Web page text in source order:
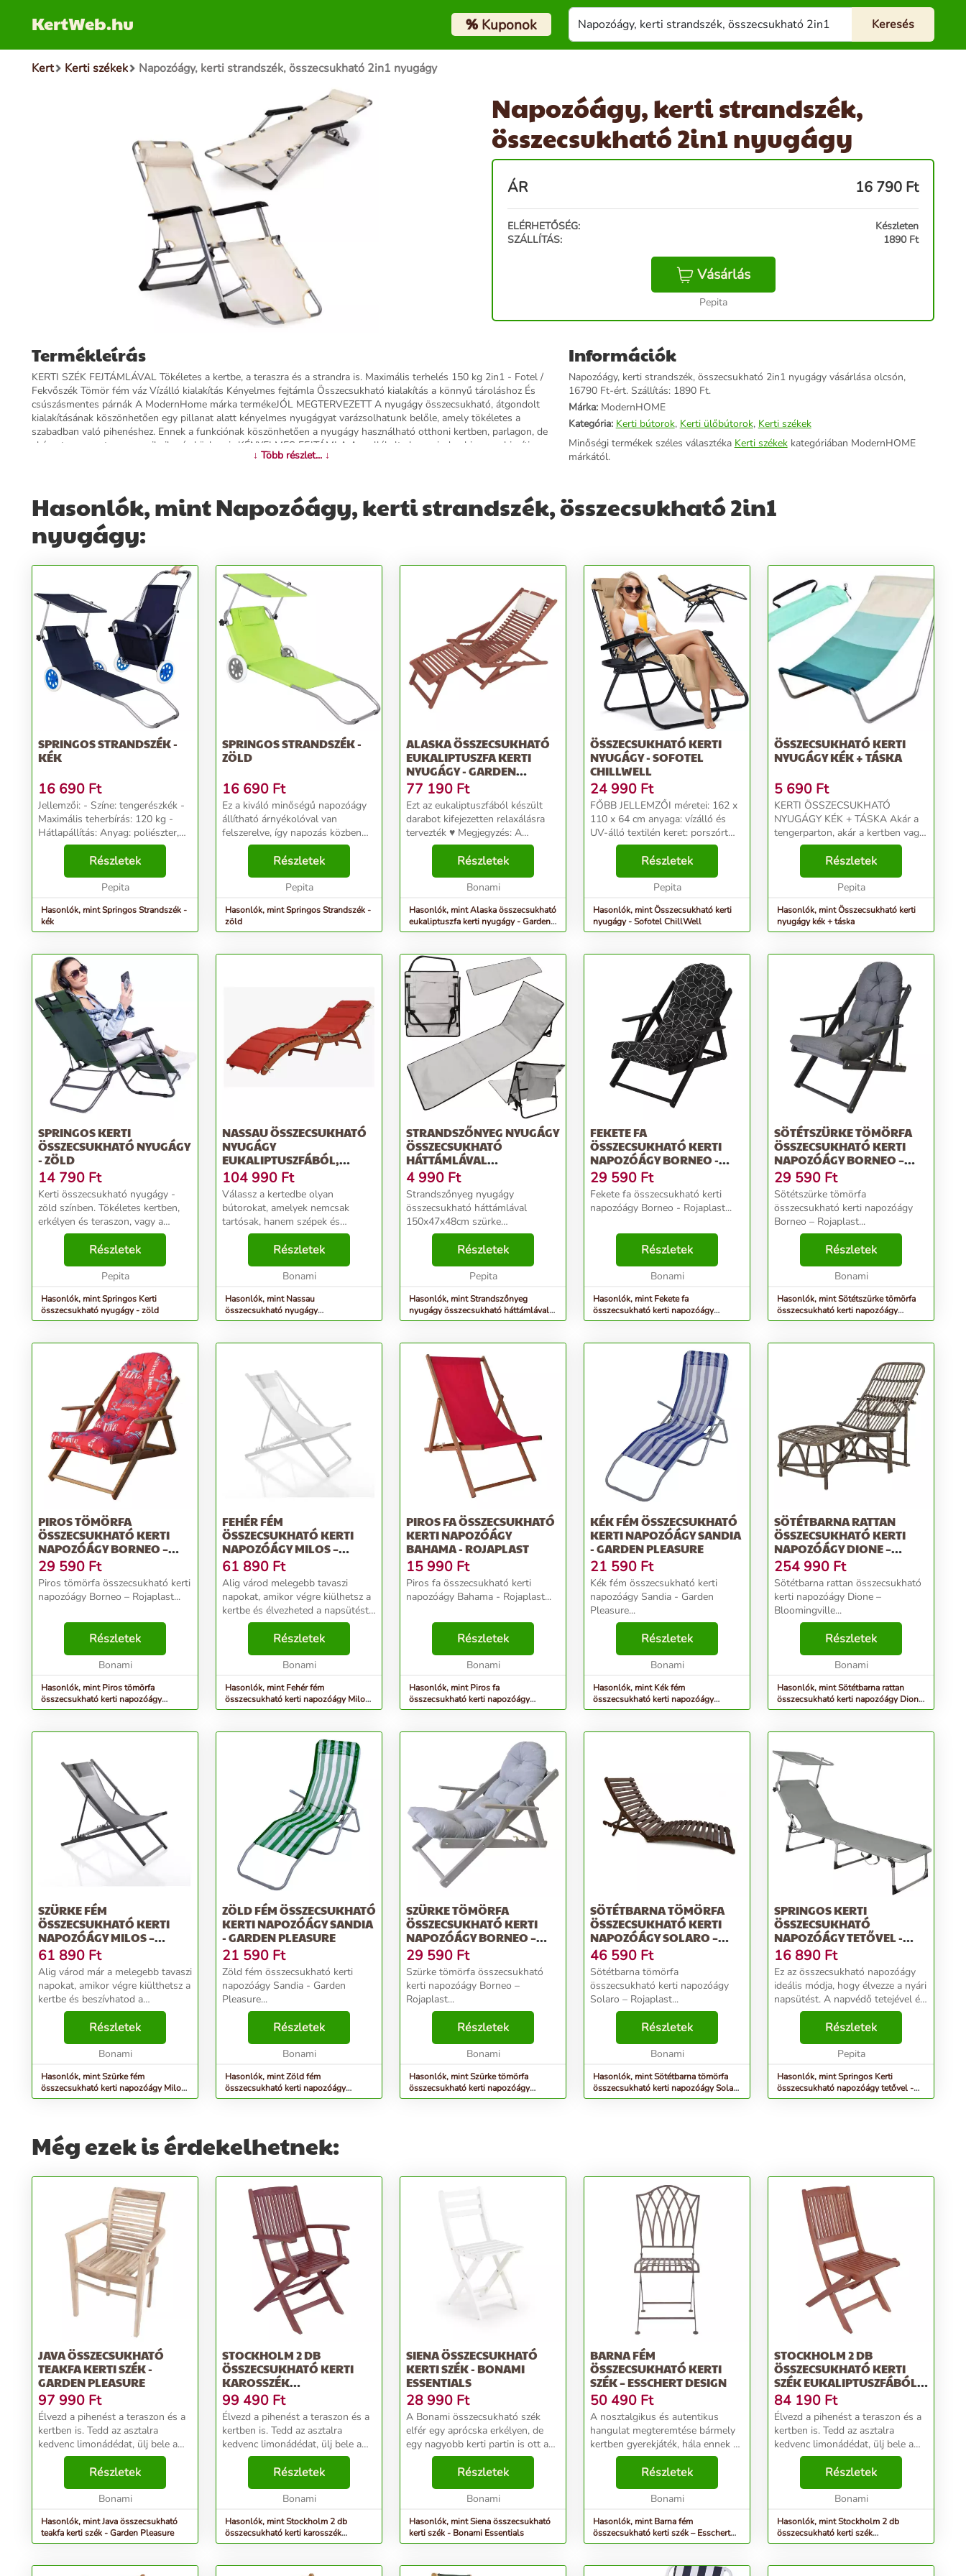
KertWeb.hu %Kuponok
Kert Kerti székek Napozóágy, kerti strandszék, összecsukható 2in1 nyugágy
Napozóágy, kerti strandszék,
összecsukható 2in1 nyugágy
ÁR 16 790 Ft
ELÉRHETŐSÉG:
Készleten
SZÁLLÍTÁS:
1890 Ft
Vásárlás
Pepita
Termékleírás
KERTI SZÉK FEJTÁMLÁVAL Tökéletes a kertbe, a teraszra és a strandra is. Maximális terhelés 150 kg 2in1 - Fotel /
Fekvőszék Tömör fém váz Vízálló kialakítás Kényelmes fejtámla Összecsukható kialakítás a könnyű tároláshoz És
csúszásmentes párnák A ModernHome márka termékeJÓL MEGTERVEZETT A nyugágy összecsukható, átgondolt
kialakításának köszönhetően egy pillanat alatt kényelmes nyugágyat varázsolhatunk belőle, amely tökéletes a
szabadban való pihenéshez. Ennek a funkciónak köszönhetően a nyugágy használható otthoni kertben, parlagon, de
akár a tengerparton vagy piknikezés közben is.KÉNYELMES FEJTÁMLA A mellékelt elem minden bizonnyal javítja a
kényelmet fekvés közben. A párna megfelelő támaszt nyújt a nyaknak és a fejnek. ÁLLÍTHATÓ LÁBTARTÓ A
teraszlapokat a karcolódástól, és nagy stabilitást garantálnak pihenés közben. KARTÁJOK Tökéletes támasz a fáradt
kezeknek. Teljesen kényelmes pozíciót tesznek lehetővé napozás vagy vízparti pihenés közben.ÖSSZECSUKHATÓ
KIALAKÍTÁS A nyugágyat úgy terveztük, hogy könnyen összecsukható legyen. Ez a funkcionalitás tökéletessé teszi
a nyugágyat a nyaralásokhoz, a nyári szezon után pedig helytakarékosan tárolhatja.MÉRETEK Hossz: 178 cm
Csomagolás: speciálisan megerősített szállítódoboz Termékkód: ZRL010F BEIGE Gyártó: Z010010010, Z010010,
Z010010, Z010010: ModernHome
További információk>>
↓ Több részlet... ↓
Információk
Napozóágy, kerti strandszék, összecsukható 2in1 nyugágy vásárlása olcsón,
16790 Ft-ért. Szállítás: 1890 Ft.
Márka:ModernHOME
Kategória: Kerti bútorok, Kerti ülőbútorok, Kerti székek
Minőségi termékek széles választéka Kerti székekkategóriában ModernHOME
márkától.
Hasonlók, mint Napozóágy, kerti strandszék, összecsukható 2in1
nyugágy:
SPRINGOS STRANDSZÉK -
KÉK
16 690 Ft
Jellemzői: - Színe: tengerészkék -
Maximális teherbírás: 120 kg -
Hátlapállítás: Anyag: poliészter,
fém, műanyag kupakok -
Műanyag: poliészter, fém,
műanyag kupakok Méretei - Teljes
hossz görgőkkel (...
Részletek
Pepita
Hasonlók, mint Springos Strandszék -
kék
SPRINGOS STRANDSZÉK -
ZÖLD
16 690 Ft
Ez a kiváló minőségű napozóágy
állítható árnyékolóval van
felszerelve, így napozás közben
soha nem fog aggódni a nap
szemébe sütése miatt. A háttámla
állítható, hogy a lehető
legkényelmesebb módon fek...
Részletek
Pepita
Hasonlók, mint Springos Strandszék -
zöld
ALASKA ÖSSZECSUKHATÓ
EUKALIPTUSZFA KERTI
NYUGÁGY - GARDEN
PLEASURE
77 190 Ft
Ezt az eukaliptuszfából készült
darabot kifejezetten relaxálásra
tervezték ♥ Megjegyzés: A
párnahuzat nem levehető.
Eukaliptuszfa Az eukaliptuszfa
nagyon kemény és ellenálló.
Elsősorban hosszú éle...
Részletek
Bonami
Hasonlók, mint Alaska összecsukható
eukaliptuszfa kerti nyugágy - Garden
Pleasure
ÖSSZECSUKHATÓ KERTI
NYUGÁGY - SOFOTEL
CHILLWELL
24 990 Ft
FŐBB JELLEMZŐI méretei: 162 x
110 x 64 cm anyaga: vízálló és
UV-álló textilén keret: porszórt
összecsukható kerti nyu...
Részletek
Pepita
Hasonlók, mint Összecsukható kerti
nyugágy - Sofotel ChillWell
ÖSSZECSUKHATÓ KERTI
NYUGÁGY KÉK + TÁSKA
5 690 Ft
KERTI ÖSSZECSUKHATÓ
NYUGÁGY KÉK + TÁSKA Akár a
tengerparton, akár a kertben vagy,
mindenképpen szükséged lesz egy
megfelelő nyugágyra, amin
hátradőlhetsz és pihenhetsz egy
fárasztó nap után! Ez a nap...
Részletek
Pepita
Hasonlók, mint Összecsukható kerti
nyugágy kék + táska
SPRINGOS KERTI
ÖSSZECSUKHATÓ NYUGÁGY
- ZÖLD
14 790 Ft
Kerti összecsukható nyugágy -
zöld színben. Tökéletes kertben,
erkélyen és teraszon, vagy a
strandon használva. A nyugágy
kényelmes, puha fejtámlával
rendelkezik. A nyugágy nagyon
gyorsan összecsukhat...
Részletek
Pepita
Hasonlók, mint Springos Kerti
összecsukható nyugágy - zöld
NASSAU ÖSSZECSUKHATÓ
NYUGÁGY
EUKALIPTUSZFÁBÓL,
KÉTOLDALAS
ÜLŐPÁRNÁVAL - GARDEN
PLEASURE
104 990 Ft
Válassz a kertedbe olyan
bútorokat, amelyek nemcsak
tartósak, hanem szépek és
elegánsak is. Eukaliptusz fa: Az
eukaliptusz fa nagyon tartós és
szilárd. Különösen kitűnik hosszú
élettartamával, még...
Részletek
Bonami
Hasonlók, mint Nassau
összecsukható nyugágy
eukaliptuszfából, kétoldalas
STRANDSZŐNYEG NYUGÁGY
ÖSSZECSUKHATÓ
HÁTTÁMLÁVAL
150X47X48CM SZÜRKE
4 990 Ft
Strandszőnyeg nyugágy
összecsukható háttámlával
150x47x48cm szürke
Összecsukható hátsó
szőnyegszőnyeg 150cm x 47cm x
48cmA nap, a tengerpart, a víz
hangja...Vagy inkább valami mást
Részletek
Pepita
Hasonlók, mint Strandszőnyeg
nyugágy összecsukható háttámlával
150x47x48cm szürke
FEKETE FA
ÖSSZECSUKHATÓ KERTI
NAPOZÓÁGY BORNEO -
ROJAPLAST
29 590 Ft
Fekete fa összecsukható kerti
napozóágy Borneo - Rojaplast...
Részletek
Bonami
Hasonlók, mint Fekete fa
összecsukható kerti napozóágy
Borneo - Rojaplast
SÖTÉTSZÜRKE TÖMÖRFA
ÖSSZECSUKHATÓ KERTI
NAPOZÓÁGY BORNEO –
ROJAPLAST
29 590 Ft
Sötétszürke tömörfa
összecsukható kerti napozóágy
Borneo – Rojaplast...
Részletek
Bonami
Hasonlók, mint Sötétszürke tömörfa
összecsukható kerti napozóágy
Borneo – Rojaplast
PIROS TÖMÖRFA
ÖSSZECSUKHATÓ KERTI
NAPOZÓÁGY BORNEO –
ROJAPLAST
29 590 Ft
Piros tömörfa összecsukható kerti
napozóágy Borneo – Rojaplast...
Részletek
Bonami
Hasonlók, mint Piros tömörfa
összecsukható kerti napozóágy
Borneo – Rojaplast
FEHÉR FÉM
ÖSSZECSUKHATÓ KERTI
NAPOZÓÁGY MILOS –
TOMASUCCI
61 890 Ft
Alig várod melegebb tavaszi
napokat, amikor végre kiülhetsz a
kertbe és élvezheted a napsütést?
Készülj fel erre a szezonra a
Tomasucci márkával! Kerti bútorait
nemcsak modern megjelenés,
Részletek
Bonami
Hasonlók, mint Fehér fém
összecsukható kerti napozóágy Milos
– Tomasucci
PIROS FA ÖSSZECSUKHATÓ
KERTI NAPOZÓÁGY
BAHAMA - ROJAPLAST
15 990 Ft
Piros fa összecsukható kerti
napozóágy Bahama - Rojaplast...
Részletek
Bonami
Hasonlók, mint Piros fa
összecsukható kerti napozóágy
Bahama - Rojaplast
KÉK FÉM ÖSSZECSUKHATÓ
KERTI NAPOZÓÁGY SANDIA
- GARDEN PLEASURE
21 590 Ft
Kék fém összecsukható kerti
napozóágy Sandia - Garden
Pleasure...
Részletek
Bonami
Hasonlók, mint Kék fém
összecsukható kerti napozóágy
Sandia - Garden Pleasure
SÖTÉTBARNA RATTAN
ÖSSZECSUKHATÓ KERTI
NAPOZÓÁGY DIONE –
BLOOMINGVILLE
254 990 Ft
Sötétbarna rattan összecsukható
kerti napozóágy Dione –
Bloomingville...
Részletek
Bonami
Hasonlók, mint Sötétbarna rattan
összecsukható kerti napozóágy Dione
– Bloomingville
SZÜRKE FÉM
ÖSSZECSUKHATÓ KERTI
NAPOZÓÁGY MILOS –
TOMASUCCI
61 890 Ft
Alig várod már a melegebb tavaszi
napokat, amikor végre kiülthetsz a
kertbe és beszívhatod a
napsugarak energiáját? Akkor
készülj fel erre az időszakra már
most előre a Tomasucci márkával!
Részletek
Bonami
Hasonlók, mint Szürke fém
összecsukható kerti napozóágy Milos
– Tomasucci
ZÖLD FÉM ÖSSZECSUKHATÓ
KERTI NAPOZÓÁGY SANDIA
- GARDEN PLEASURE
21 590 Ft
Zöld fém összecsukható kerti
napozóágy Sandia - Garden
Pleasure...
Részletek
Bonami
Hasonlók, mint Zöld fém
összecsukható kerti napozóágy
Sandia - Garden Pleasure
SZÜRKE TÖMÖRFA
ÖSSZECSUKHATÓ KERTI
NAPOZÓÁGY BORNEO –
ROJAPLAST
29 590 Ft
Szürke tömörfa összecsukható
kerti napozóágy Borneo –
Rojaplast...
Részletek
Bonami
Hasonlók, mint Szürke tömörfa
összecsukható kerti napozóágy
Borneo – Rojaplast
SÖTÉTBARNA TÖMÖRFA
ÖSSZECSUKHATÓ KERTI
NAPOZÓÁGY SOLARO –
ROJAPLAST
46 590 Ft
Sötétbarna tömörfa
összecsukható kerti napozóágy
Solaro – Rojaplast...
Részletek
Bonami
Hasonlók, mint Sötétbarna tömörfa
összecsukható kerti napozóágy Solaro
– Rojaplast
SPRINGOS KERTI
ÖSSZECSUKHATÓ
NAPOZÓÁGY TETŐVEL -
SZÜRKE
16 890 Ft
Ez az összecsukható napozóágy
ideális módja, hogy élvezze a nyári
napsütést. A napvédő tetejével és
az állítható háttámlával biztosan
észreveszi a székhez kapott
luxust. Mivel súlya csekély,
Részletek
Pepita
Hasonlók, mint Springos Kerti
összecsukható napozóágy tetővel -
szürke
Még ezek is érdekelhetnek:
JAVA ÖSSZECSUKHATÓ
TEAKFA KERTI SZÉK -
GARDEN PLEASURE
97 990 Ft
Élvezd a pihenést a teraszon és a
kertben is. Tedd az asztalra
kedvenc limonádédat, ülj bele a
kényelmes székbe és élvezd, hogy
semmit nem kell csinálnod ♥
Eukaliptusz fa Az eukaliptusz fa
Részletek
Bonami
Hasonlók, mint Java összecsukható
teakfa kerti szék - Garden Pleasure
STOCKHOLM 2 DB
ÖSSZECSUKHATÓ KERTI
KAROSSZÉK
EUKALIPTUSZFÁBÓL -
GARDEN PLEASURE
99 490 Ft
Élvezd a pihenést a teraszon és a
kertben is. Tedd az asztalra
kedvenc limonádédat, ülj bele a
kényelmes székbe és élvezd, hogy
semmit nem kell csinálnod ♥
Eukaliptuszfa Az eukaliptuszfa
Részletek
Bonami
Hasonlók, mint Stockholm 2 db
összecsukható kerti karosszék
eukaliptuszfából - Garden Pleasure
SIENA ÖSSZECSUKHATÓ
KERTI SZÉK - BONAMI
ESSENTIALS
28 990 Ft
A Bonami összecsukható szék
elfér egy aprócska erkélyen, de
egy nagyobb kerti partin is ott a
helye! Gyönyörű meleg szín,
természetes textúra és nagyszerű
tartósság jellemzi. Az akácfa az
évek múlásá...
Részletek
Bonami
Hasonlók, mint Siena összecsukható
kerti szék - Bonami Essentials
BARNA FÉM
ÖSSZECSUKHATÓ KERTI
SZÉK – ESSCHERT DESIGN
50 490 Ft
A nosztalgikus és autentikus
hangulat megteremtése bármely
kertben gyerekjáték, hála ennek az
elegáns, klasszikus kialakítású
összecsukható széknek, amely
angolos jelleget kölcsönöz a
kertnek. Könnyen...
Részletek
Bonami
Hasonlók, mint Barna fém
összecsukható kerti szék – Esschert
Design
STOCKHOLM 2 DB
ÖSSZECSUKHATÓ KERTI
SZÉK EUKALIPTUSZFÁBÓL -
GARDEN PLEASURE
84 190 Ft
Élvezd a pihenést a teraszon és a
kertben is. Tedd az asztalra
kedvenc limonádédat, ülj bele a
kényelmes székbe és élvezd, hogy
semmit nem kell csinálnod ♥
Eukaliptuszfa Az eukaliptuszfa
Részletek
Bonami
Hasonlók, mint Stockholm 2 db
összecsukható kerti szék
eukaliptuszfából - Garden Pleasure